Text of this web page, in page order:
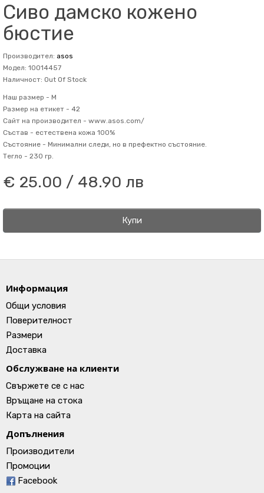
Сиво дамско кожено
бюстие
Производител: asos
Модел: 10014457
Наличност: Out Of Stock
Наш размер - M
Размер на етикет - 42
Сайт на производител - www.asos.com/
Състав - естествена кожа 100%
Състояние - Минимални следи, но в префектно състояние.
Тегло - 230 гр.
€ 25.00 / 48.90 лв
Купи
Информация
Общи условия
Поверителност
Размери
Доставка
Обслужване на клиенти
Свържете се с нас
Връщане на стока
Карта на сайта
Допълнения
Производители
Промоции
Facebook